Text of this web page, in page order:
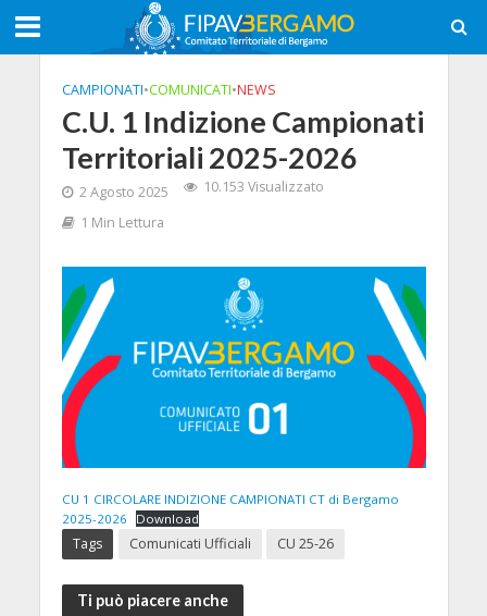
CAMPIONATI•COMUNICATI•NEWS
C.U. 1 Indizione Campionati
Territoriali 2025-2026
2 Agosto 2025
10.153 Visualizzato
1 Min Lettura
CU 1 CIRCOLARE INDIZIONE CAMPIONATI CT di Bergamo
2025-2026
Download
Tags Comunicati Ufficiali CU 25-26
Ti può piacere anche